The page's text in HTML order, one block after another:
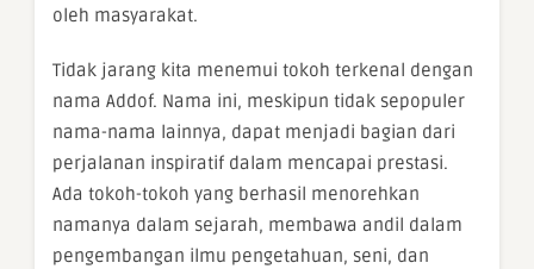
oleh masyarakat.
Tidak jarang kita menemui tokoh terkenal dengan
nama Addof. Nama ini, meskipun tidak sepopuler
nama-nama lainnya, dapat menjadi bagian dari
perjalanan inspiratif dalam mencapai prestasi.
Ada tokoh-tokoh yang berhasil menorehkan
namanya dalam sejarah, membawa andil dalam
pengembangan ilmu pengetahuan, seni, dan